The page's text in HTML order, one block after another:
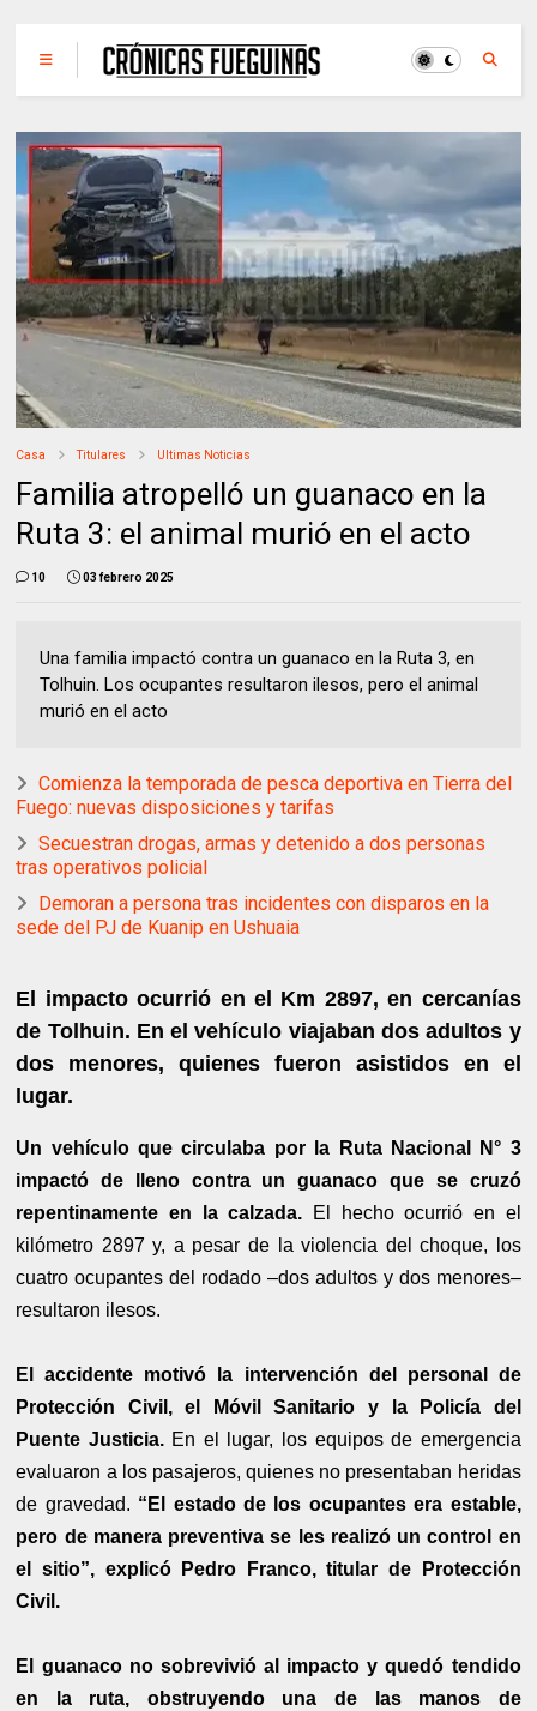
Casa Titulares Ultimas Noticias
Familia atropelló un guanaco en la
Ruta 3: el animal murió en el acto
10 03 febrero 2025
Una familia impactó contra un guanaco en la Ruta 3, en
Tolhuin. Los ocupantes resultaron ilesos, pero el animal
murió en el acto
Comienza la temporada de pesca deportiva en Tierra del
Fuego: nuevas disposiciones y tarifas
Secuestran drogas, armas y detenido a dos personas
tras operativos policial
Demoran a persona tras incidentes con disparos en la
sede del PJ de Kuanip en Ushuaia
El impacto ocurrió en el Km 2897, en cercanías
de Tolhuin. En el vehículo viajaban dos adultos y
dos menores, quienes fueron asistidos en el
lugar.
Un vehículo que circulaba por la Ruta Nacional N° 3
impactó de lleno contra un guanaco que se cruzó
repentinamente en la calzada. El hecho ocurrió en el
kilómetro 2897 y, a pesar de la violencia del choque, los
cuatro ocupantes del rodado –dos adultos y dos menores–
resultaron ilesos.
El accidente motivó la intervención del personal de
Protección Civil, el Móvil Sanitario y la Policía del
Puente Justicia.En el lugar, los equipos de emergencia
evaluaron a los pasajeros, quienes no presentaban heridas
de gravedad. “El estado de los ocupantes era estable,
pero de manera preventiva se les realizó un control en
el sitio”, explicó Pedro Franco, titular de Protección
Civil.
El guanaco no sobrevivió al impacto y quedó tendido
en la ruta, obstruyendo una de las manos de